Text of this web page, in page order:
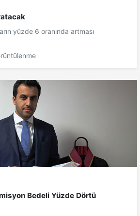
yüzde 6 oranında artması
Bedeli Yüzde Dörtü